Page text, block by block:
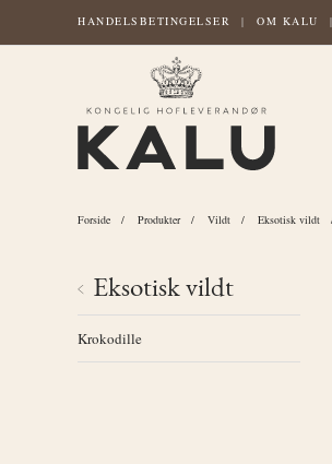
HANDELSBETINGELSER OM KALU
Forside Produkter Vildt Eksotisk vildt
Eksotisk vildt
Krokodille